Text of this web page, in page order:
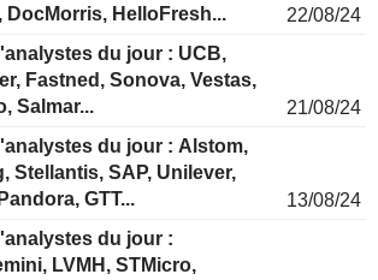
DocMorris, HelloFresh...
22/08/24
du jour : UCB,
Fastned, Sonova, Vestas,
Salmar...
21/08/24
du jour : Alstom,
Stellantis, SAP, Unilever,
GTT...
13/08/24
du jour :
LVMH, STMicro,